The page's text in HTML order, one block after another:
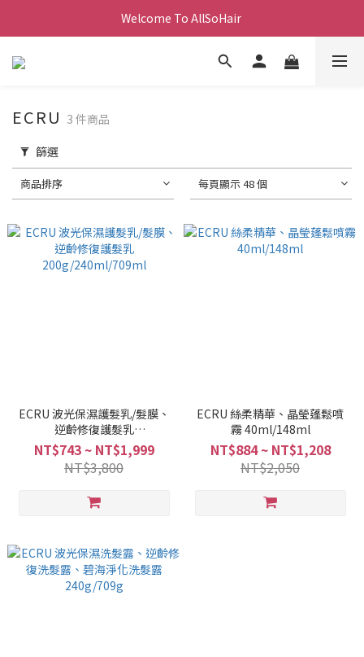
Welcome To AllSoHair
ECRU 3 件商品
篩選
商品排序 每頁顯示 48 個
ECRU 波光保濕護髮乳/髮膜、
逆齡修復護髮乳
200g/240ml/709ml
NT$743 ~ NT$1,999
NT$3,800
ECRU 絲柔精華、晶瑩蓬鬆噴
霧 40ml/148ml
NT$884 ~ NT$1,208
NT$2,050